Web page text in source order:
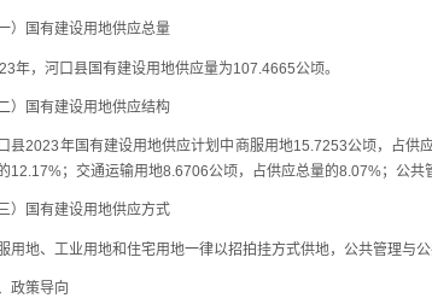
国有建设用地供应总量
，河口县国有建设用地供应量为107.4665公顷。
国有建设用地供应结构
2023年国有建设用地供应计划中商服用地15.7253公顷，占供
12.17%；交通运输用地8.6706公顷，占供应总量的8.07%；公共
国有建设用地供应方式
地、工业用地和住宅用地一律以招拍挂方式供地，公共管理与公
策导向